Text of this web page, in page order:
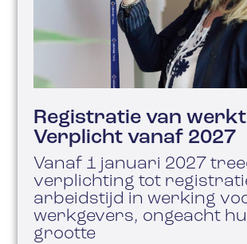
Registratie van
Verplicht vanaf 2027
Vanaf 1 januari 2027
verplichting tot
arbeidstijd in werking
werkgevers, ongeacht
grootte